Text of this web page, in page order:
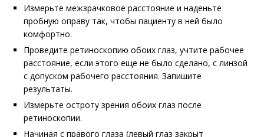
Измерьте межзрачковое расстояние и наденьте
пробную оправу так, чтобы пациенту в ней было
комфортно.
Проведите ретиноскопию обоих глаз, учтите рабочее
расстояние, если этого еще не было сделано, с линзой
с допуском рабочего расстояния. Запишите
результаты.
Измерьте остроту зрения обоих глаз после
ретиноскопии.
Начиная с правого глаза (левый глаз закрыт